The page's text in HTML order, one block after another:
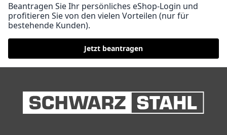
Beantragen Sie Ihr persönliches eShop-Login und
profitieren Sie von den vielen Vorteilen (nur für
bestehende Kunden).
Jetzt beantragen